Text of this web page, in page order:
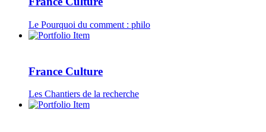
Le Pourquoi du comment : philo
France Culture
Les Chantiers de la recherche